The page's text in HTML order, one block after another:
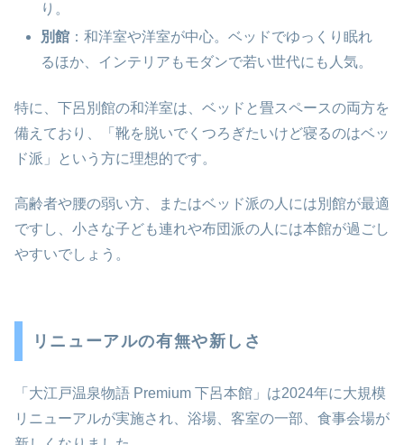
り。
別館 ：和洋室や洋室が中心。ベッドでゆっくり眠れ
るほか、インテリアもモダンで若い世代にも人気。
特に、下呂別館の和洋室は、ベッドと畳スペースの両方を
備えており、「靴を脱いでくつろぎたいけど寝るのはベッ
ド派」という方に理想的です。
高齢者や腰の弱い方、またはベッド派の人には別館が最適
ですし、小さな子ども連れや布団派の人には本館が過ごし
やすいでしょう。
リニューアルの有無や新しさ
「大江戸温泉物語 Premium 下呂本館」は2024年に大規模
リニューアルが実施され、浴場、客室の一部、食事会場が